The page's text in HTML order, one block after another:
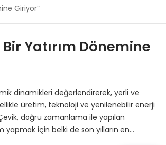
Giriyor”
Yatırım Dönemine
dinamikleri değerlendirerek, yerli ve
üretim, teknoloji ve yenilenebilir enerji
doğru zamanlama ile yapılan
yapmak için belki de son yılların en…